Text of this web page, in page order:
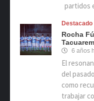
partidos
Destacado
Rocha
6 años
El
del
como
trabajar